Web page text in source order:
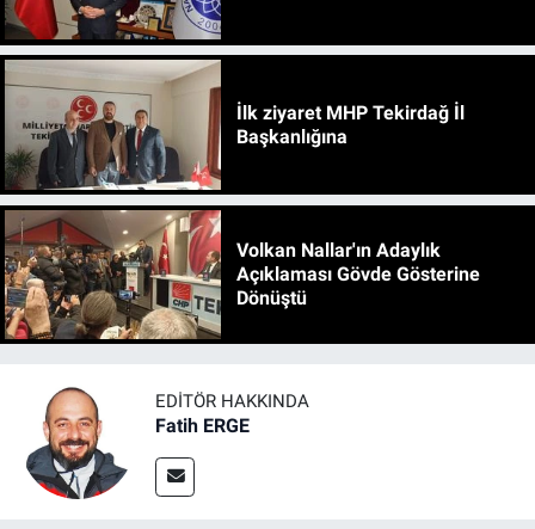
İlk ziyaret MHP Tekirdağ İl
Başkanlığına
Volkan Nallar'ın Adaylık
Açıklaması Gövde Gösterine
Dönüştü
EDITÖR HAKKINDA
Fatih ERGE